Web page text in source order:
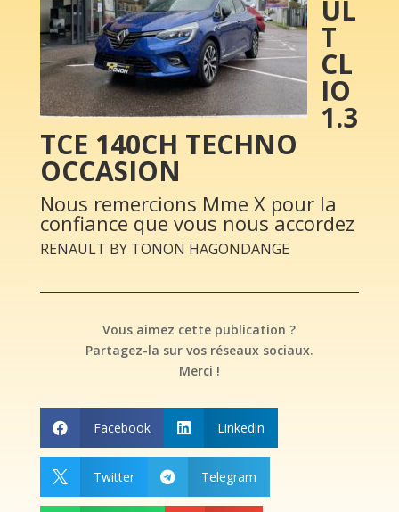
UL
T
CL
IO
1.3
TCE 140CH TECHNO
OCCASION
Nous remercions Mme X pour la
confiance que vous nous accordez
RENAULT BY TONON HAGONDANGE
Vous aimez cette publication ?
Partagez-la sur vos réseaux sociaux.
Merci !
 Facebook  Linkedin
 Twitter  Telegram